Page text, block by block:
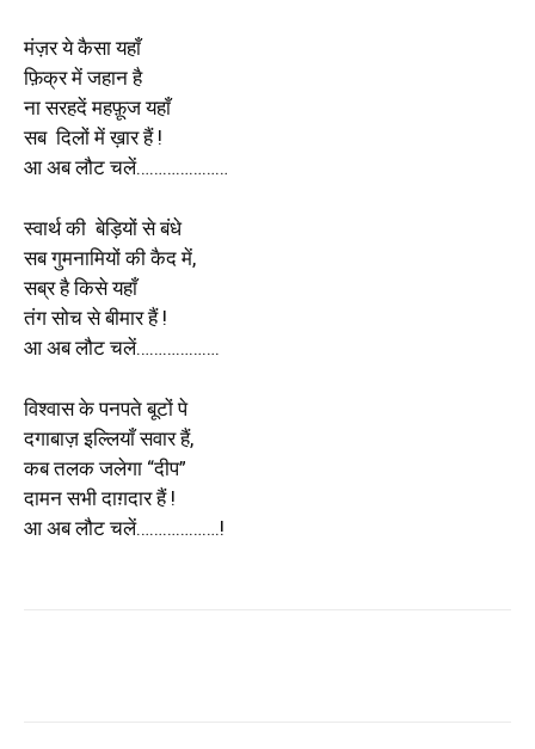
मंज़र ये कैसा यहाँ
फ़िक्र में जहान है
ना सरहदें महफ़ूज यहाँ
सब दिलों में ख़ार हैं !
आ अब लौट चलें…………………
स्वार्थ की बेड़ियों से बंधे
सब गुमनामियों की कैद में,
सब्र है किसे यहाँ
तंग सोच से बीमार हैं !
आ अब लौट चलें……………….
विश्वास के पनपते बूटों पे
दगाबाज़ इल्लियाँ सवार हैं,
कब तलक जलेगा “दीप”
दामन सभी दाग़दार हैं !
आ अब लौट चलें……………….!